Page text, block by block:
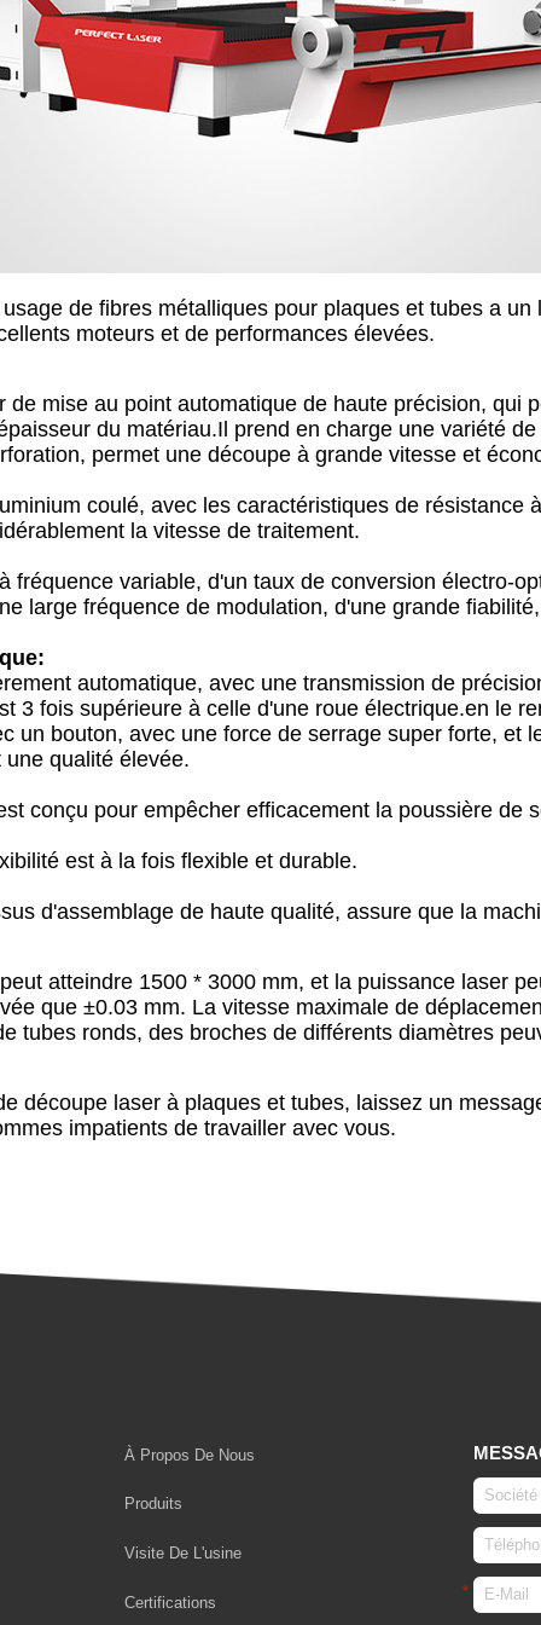
de fibres métalliques pour plaques et tubes a
moteurs et de performances élevées.
mise au point automatique de haute précision, qui
du matériau.Il prend en charge une variété
permet une découpe à grande vitesse et
coulé, avec les caractéristiques de résistance
la vitesse de traitement.
fréquence variable, d'un taux de conversion électro-
large fréquence de modulation, d'une grande
automatique, avec une transmission de
3 fois supérieure à celle d'une roue électrique.en le
un bouton, avec une force de serrage super forte, et
qualité élevée.
conçu pour empêcher efficacement la poussière de
est à la fois flexible et durable.
d'assemblage de haute qualité, assure que la
atteindre 1500 * 3000 mm, et la puissance laser
que ±0.03 mm. La vitesse maximale de
tubes ronds, des broches de différents diamètres
découpe laser à plaques et tubes, laissez un
impatients de travailler avec vous.
À Propos De Nous
Produits
Visite De L'usine
Certifications